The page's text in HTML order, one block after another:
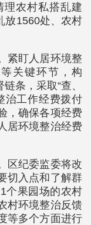
理农村私搭乱建
放1560处、农村
紧盯人居环境整
关键环节，构
条，采取“查、
治工作经费拨付
，确保各项经费
居环境整治经费
区纪委监委将改
切入点和了解群
个果园场的农村
村环境整治反馈
等多个方面进行